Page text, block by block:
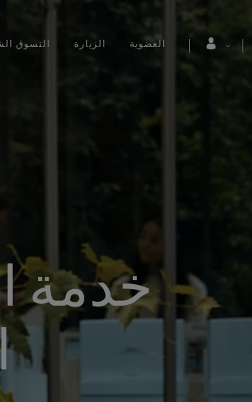
التسوق الزيارة العضوية
خدمة